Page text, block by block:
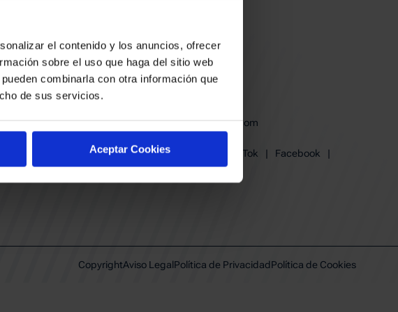
el contenido y los anuncios, ofrecer
sobre el uso que haga del sitio web
combinarla con otra información que
de sus servicios.
Aceptar Cookies
ALAVÉS
baskonia@baskonia.com
Instagram
TikTok | Facebook
|
Youtube
| Linkedin
CopyrightAviso LegalPolítica de PrivacidadPolítica de Cookies